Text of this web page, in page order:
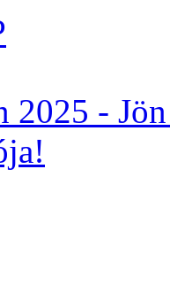
2025 -